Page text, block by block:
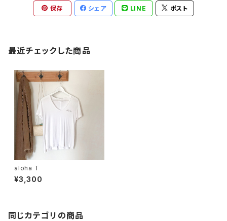
保存 シェア LINE ポスト
最近チェックした商品
aloha T
¥3,300
同じカテゴリの商品